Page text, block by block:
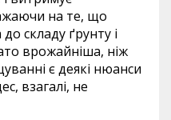
на те, що
складу ґрунту і
врожайніша, ніж
є деякі нюанси
взагалі, не